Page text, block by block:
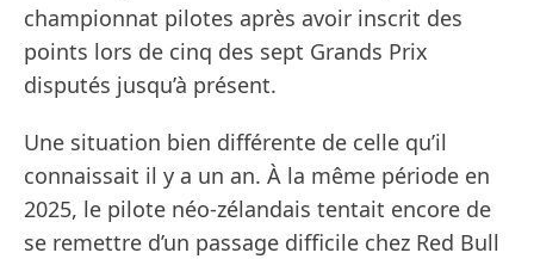
championnat pilotes après avoir inscrit des
points lors de cinq des sept Grands Prix
disputés jusqu’à présent.
Une situation bien différente de celle qu’il
connaissait il y a un an. À la même période en
2025, le pilote néo-zélandais tentait encore de
se remettre d’un passage difficile chez Red Bull